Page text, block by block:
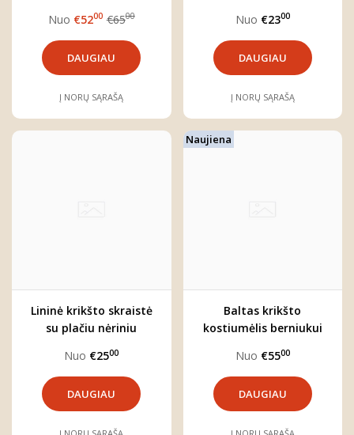
Nuo €5200 €6500
DAUGIAU
Į NORŲ SĄRAŠĄ
Nuo €2300
DAUGIAU
Į NORŲ SĄRAŠĄ
Lininė krikšto skraistė
su plačiu nėriniu
Nuo €2500
DAUGIAU
Naujiena
Baltas krikšto
kostiumėlis berniukui
Nuo €5500
DAUGIAU